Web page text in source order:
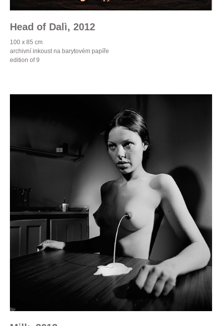
Head of Dalì, 2012
100 x 85 cm
archivní inkoust na barytovém papíře
edition of 9